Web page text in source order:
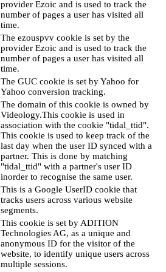
provider Ezoic and is used to track the
number of pages a user has visited all
time.
The ezouspvv cookie is set by the
provider Ezoic and is used to track the
number of pages a user has visited all
time.
The GUC cookie is set by Yahoo for
Yahoo conversion tracking.
The domain of this cookie is owned by
Videology.This cookie is used in
association with the cookie "tidal_ttid".
This cookie is used to keep track of the
last day when the user ID synced with a
partner. This is done by matching
"tidal_ttid" with a partner's user ID
inorder to recognise the same user.
This is a Google UserID cookie that
tracks users across various website
segments.
This cookie is set by ADITION
Technologies AG, as a unique and
anonymous ID for the visitor of the
website, to identify unique users across
multiple sessions.